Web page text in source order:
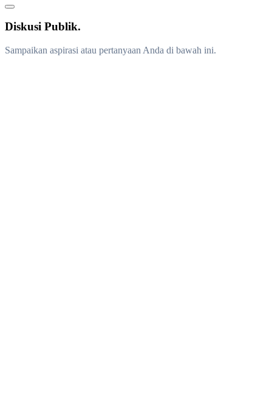
Diskusi Publik.
Sampaikan aspirasi atau pertanyaan Anda di bawah ini.